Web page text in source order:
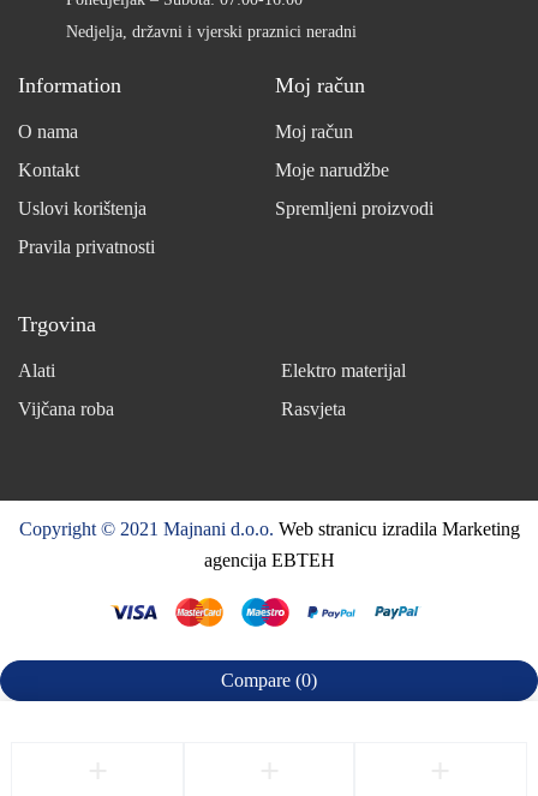
Nedjelja, državni i vjerski praznici neradni
Information
O nama
Kontakt
Uslovi korištenja
Pravila privatnosti
Moj račun
Moj račun
Moje narudžbe
Spremljeni proizvodi
Trgovina
Alati
Elektro materijal
Vijčana roba
Rasvjeta
Copyright © 2021 Majnani d.o.o. Web stranicu izradila Marketing
agencija EBTEH
Compare (0)